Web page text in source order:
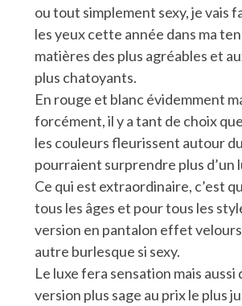
ou tout simplement sexy, je vais
les yeux cette année dans ma
matières des plus agréables et
plus chatoyants.
En rouge et blanc évidemment
forcément, il y a tant de choix
les couleurs fleurissent autour
pourraient surprendre plus d’un
Ce qui est extraordinaire, c’est
tous les âges et pour tous les
version en pantalon effet velours
autre burlesque si sexy.
Le luxe fera sensation mais aussi
version plus sage au prix le plus